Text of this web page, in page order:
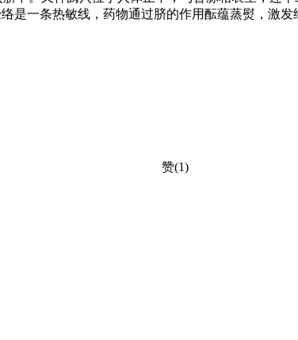
是一条热敏线，药物通过脐的作用酝蕴蒸熨，激
赞(1)